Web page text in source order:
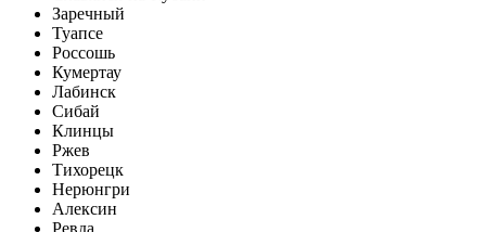
Заречный
Туапсе
Россошь
Кумертау
Лабинск
Сибай
Клинцы
Ржев
Тихорецк
Нерюнгри
Алексин